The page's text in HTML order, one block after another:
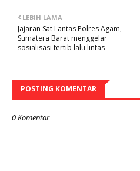
LEBIH LAMA
Jajaran Sat Lantas Polres Agam,
Sumatera Barat menggelar
sosialisasi tertib lalu lintas
POSTING KOMENTAR
0 Komentar